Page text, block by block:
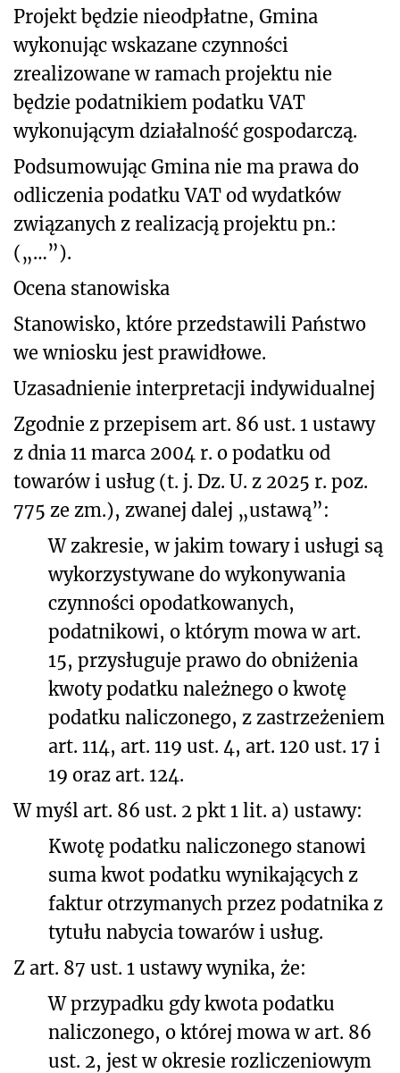
Projekt będzie nieodpłatne, Gmina
wykonując wskazane czynności
zrealizowane w ramach projektu nie
będzie podatnikiem podatku VAT
wykonującym działalność gospodarczą.
Podsumowując Gmina nie ma prawa do
odliczenia podatku VAT od wydatków
związanych z realizacją projektu pn.:
(„…”).
Ocena stanowiska
Stanowisko, które przedstawili Państwo
we wniosku jest prawidłowe.
Uzasadnienie interpretacji indywidualnej
Zgodnie z przepisem art. 86 ust. 1 ustawy
z dnia 11 marca 2004 r. o podatku od
towarów i usług (t. j. Dz. U. z 2025 r. poz.
775 ze zm.), zwanej dalej „ustawą”:
W zakresie, w jakim towary i usługi są
wykorzystywane do wykonywania
czynności opodatkowanych,
podatnikowi, o którym mowa w art.
15, przysługuje prawo do obniżenia
kwoty podatku należnego o kwotę
podatku naliczonego, z zastrzeżeniem
art. 114, art. 119 ust. 4, art. 120 ust. 17 i
19 oraz art. 124.
W myśl art. 86 ust. 2 pkt 1 lit. a) ustawy:
Kwotę podatku naliczonego stanowi
suma kwot podatku wynikających z
faktur otrzymanych przez podatnika z
tytułu nabycia towarów i usług.
Z art. 87 ust. 1 ustawy wynika, że:
W przypadku gdy kwota podatku
naliczonego, o której mowa w art. 86
ust. 2, jest w okresie rozliczeniowym